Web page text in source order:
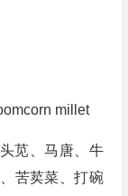
millet
苋、马唐、牛
苦荬菜、打碗